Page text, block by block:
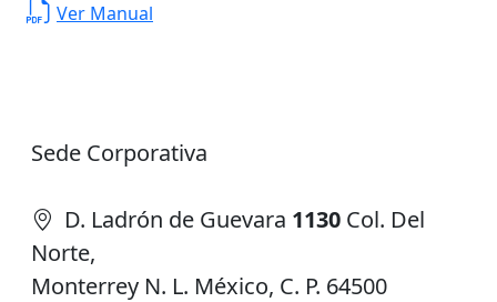
Ver Manual
Sede Corporativa
D. Ladrón de Guevara 1130 Col. Del
Norte,
Monterrey N. L. México, C. P. 64500